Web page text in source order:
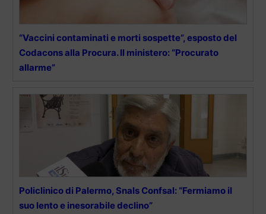
“Vaccini contaminati e morti sospette”, esposto del
Codacons alla Procura. Il ministero: “Procurato
allarme”
Policlinico di Palermo, Snals Confsal: “Fermiamo il
suo lento e inesorabile declino”